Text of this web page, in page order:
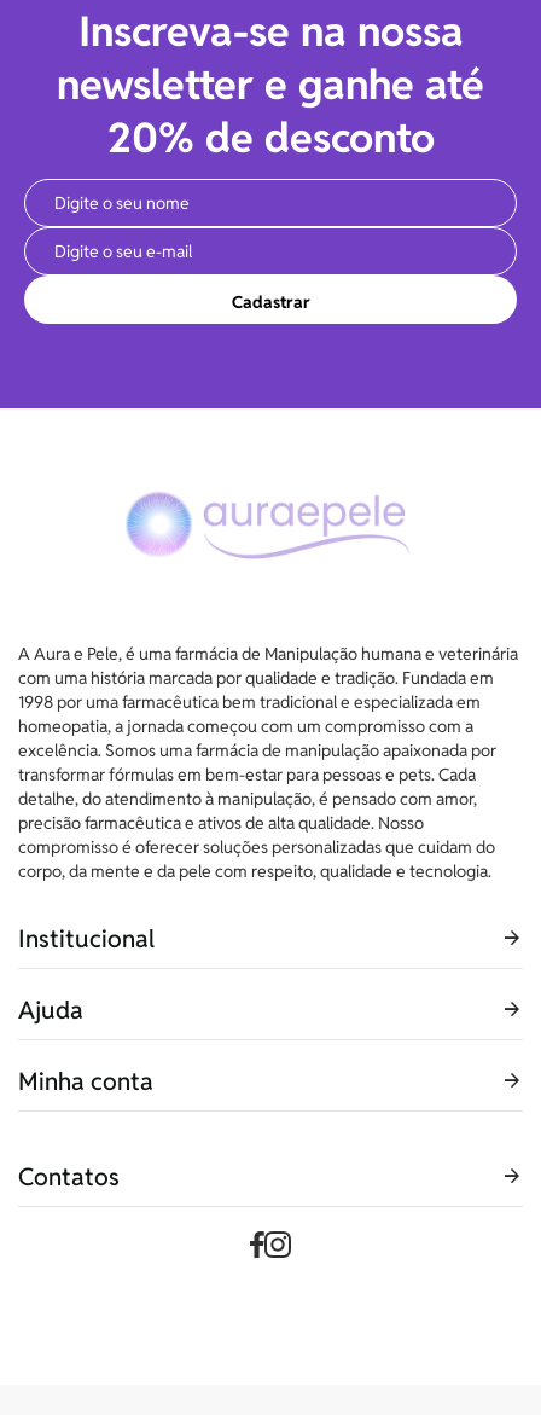
Inscreva-se na nossa
newsletter e ganhe até
20% de desconto
Cadastrar
A Aura e Pele, é uma farmácia de Manipulação humana e veterinária
com uma história marcada por qualidade e tradição. Fundada em
1998 por uma farmacêutica bem tradicional e especializada em
homeopatia, a jornada começou com um compromisso com a
excelência. Somos uma farmácia de manipulação apaixonada por
transformar fórmulas em bem-estar para pessoas e pets. Cada
detalhe, do atendimento à manipulação, é pensado com amor,
precisão farmacêutica e ativos de alta qualidade. Nosso
compromisso é oferecer soluções personalizadas que cuidam do
corpo, da mente e da pele com respeito, qualidade e tecnologia.
Institucional
Ajuda
Minha conta
Contatos